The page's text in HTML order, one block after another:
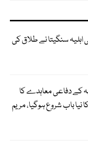
اہلیہ سنگیتا نے طلاق کی
کے دفاعی معاہدے کا
نیا باب شروع ہوگیا، مریم